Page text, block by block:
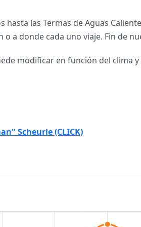
hasta las Termas de Aguas
a donde cada uno viaje. Fin de
modificar en función del clima
Scheurle (CLICK)